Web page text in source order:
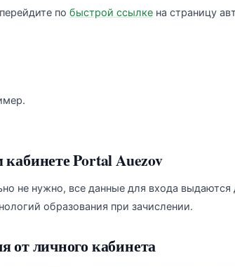
по быстрой ссылкена страницу
Portal Auezov
не нужно, все данные для входа выдаются
образования при зачислении.
от личного кабинета